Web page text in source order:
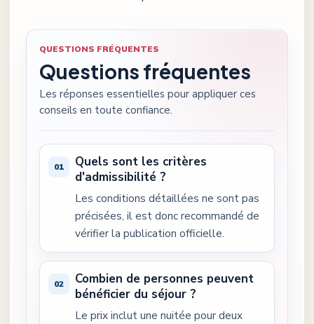
QUESTIONS FRÉQUENTES
Questions fréquentes
Les réponses essentielles pour appliquer ces
conseils en toute confiance.
Quels sont les critères
d'admissibilité ?
Les conditions détaillées ne sont pas
précisées, il est donc recommandé de
vérifier la publication officielle.
Combien de personnes peuvent
bénéficier du séjour ?
Le prix inclut une nuitée pour deux